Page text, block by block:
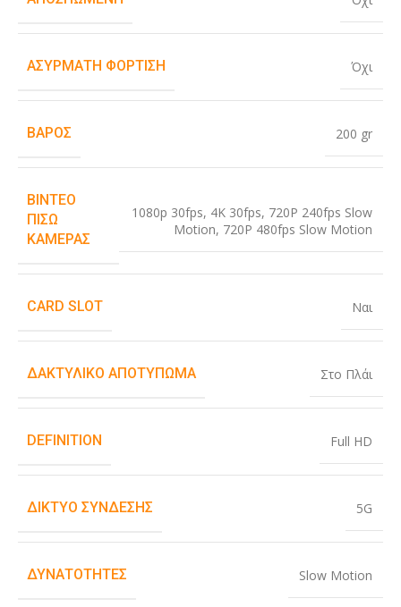
ΑΣΎΡΜΑΤΗ ΦΌΡΤΙΣΗ Όχι
ΒΆΡΟΣ 200 gr
ΒΊΝΤΕΟ
ΠΊΣΩ
ΚΆΜΕΡΑΣ
1080p 30fps, 4K 30fps, 720P 240fps Slow
Motion, 720P 480fps Slow Motion
CARD SLOT Ναι
ΔΑΚΤΥΛΙΚΌ ΑΠΟΤΎΠΩΜΑ Στο Πλάι
DEFINITION Full HD
ΔΊΚΤΥΟ ΣΎΝΔΕΣΗΣ 5G
ΔΥΝΑΤΌΤΗΤΕΣ Slow Motion